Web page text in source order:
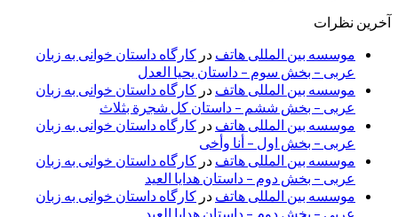
آخرین نظرات
موسسه بین المللی هاتف در کارگاه داستان خوانی به زبان
عربی – بخش سوم – داستان یحیا العدل
موسسه بین المللی هاتف در کارگاه داستان خوانی به زبان
عربی – بخش ششم – داستان کل شجرة بثلاث
موسسه بین المللی هاتف در کارگاه داستان خوانی به زبان
عربی – بخش اول – أنا وأخی
موسسه بین المللی هاتف در کارگاه داستان خوانی به زبان
عربی – بخش دوم – داستان هدایا العید
موسسه بین المللی هاتف در کارگاه داستان خوانی به زبان
عربی – بخش دوم – داستان هدایا العید